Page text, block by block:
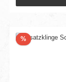
%Rabatt